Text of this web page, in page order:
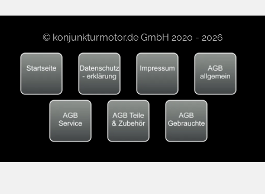
© konjunkturmotor.de GmbH 2020 - 2026